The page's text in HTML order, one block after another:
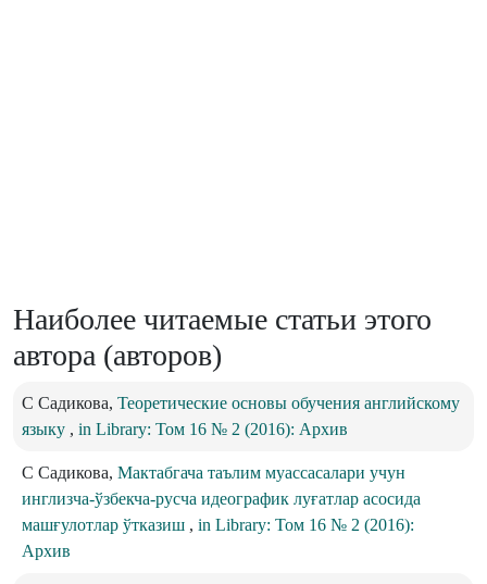
Наиболее читаемые статьи этого
автора (авторов)
С Садикова, Теоретические основы обучения английскому
языку , in Library: Том 16 № 2 (2016): Архив
С Садикова, Мактабгача таълим муассасалари учун
инглизча-ўзбекча-русча идеографик луғатлар асосида
машғулотлар ўтказиш , in Library: Том 16 № 2 (2016):
Архив